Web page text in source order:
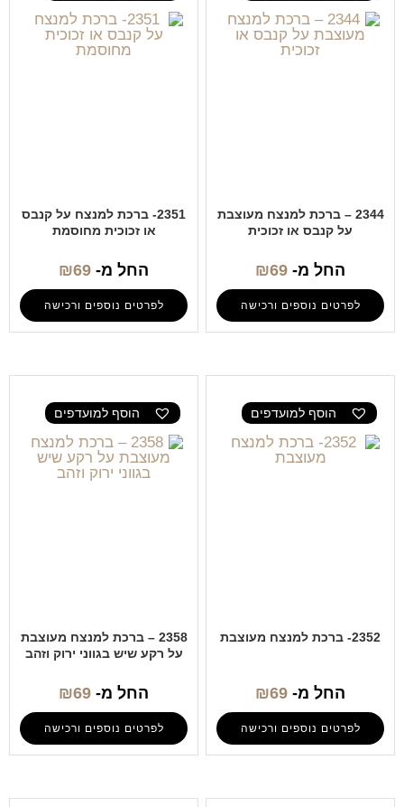
2344 – ברכת למנצח מעוצבת
על קנבס או זכוכית
החל מ- ₪69
לפרטים נוספים ורכישה
2351- ברכת למנצח על קנבס
או זכוכית מחוסמת
החל מ- ₪69
לפרטים נוספים ורכישה
הוסף למועדפים
2352- ברכת למנצח מעוצבת
החל מ- ₪69
לפרטים נוספים ורכישה
הוסף למועדפים
2358 – ברכת למנצח מעוצבת
על רקע שיש בגווני ירוק וזהב
החל מ- ₪69
לפרטים נוספים ורכישה